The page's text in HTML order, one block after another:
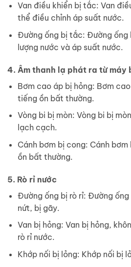
Van điều khiển bị tắc: Van
thể điều chỉnh áp suất nước.
Đường ống bị tắc: Đường ống
lượng nước và áp suất nước.
4. Âm thanh lạ phát ra từ máy
Bơm cao áp bị hỏng: Bơm
tiếng ồn bất thường.
Vòng bi bị mòn: Vòng bi bị
lạch cạch.
Cánh bơm bị cong: Cánh
ồn bất thường.
5. Rò rỉ nước
Đường ống bị rò rỉ: Đường
nứt, bị gãy.
Van bị hỏng: Van bị hỏng,
rò rỉ nước.
Khớp nối bị lỏng: Khớp nối bị